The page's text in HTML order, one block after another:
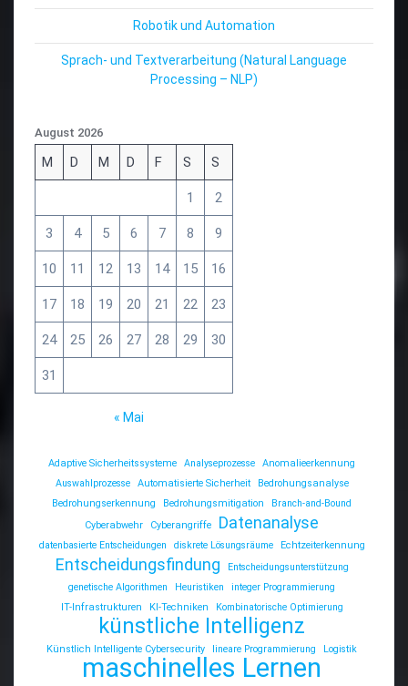
Robotik und Automation
Sprach- und Textverarbeitung (Natural Language
Processing – NLP)
August 2026
M D M D F S S
1 2
3 4 5 6 7 8 9
10 11 12 13 14 15 16
17 18 19 20 21 22 23
24 25 26 27 28 29 30
31
« Mai
Adaptive Sicherheitssysteme Analyseprozesse
Anomalieerkennung
Auswahlprozesse
Automatisierte Sicherheit
Bedrohungsanalyse
Bedrohungserkennung
Bedrohungsmitigation
Branch-and-Bound
Cyberabwehr
Cyberangriffe Datenanalyse
datenbasierte Entscheidungen diskrete Lösungsräume Echtzeiterkennung
Entscheidungsfindung
Entscheidungsunterstützung
genetische Algorithmen
Heuristiken
integer Programmierung
IT-Infrastrukturen
KI-Techniken Kombinatorische Optimierung
künstliche Intelligenz
Künstlich Intelligente Cybersecurity lineare Programmierung Logistik
maschinelles Lernen